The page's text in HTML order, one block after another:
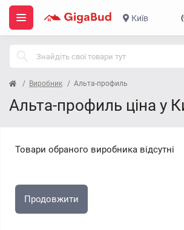
Київ
Виробник Альта-профиль
Альта-профиль ціна у
Товари обраного виробника відсутні
Продовжити